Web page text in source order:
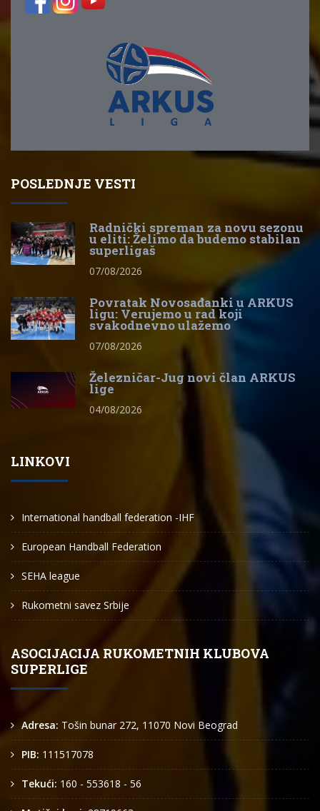
POSLEDNJE VESTI
Radnički spreman za novu sezonu
u eliti: Želimo da budemo stabilan
superligaš
07/08/2026
Povratak Novosađanki u ARKUS
ligu: Verujemo u rad koji
svakodnevno ulažemo
07/08/2026
Železničar-Jug novi član ARKUS
lige
04/08/2026
LINKOVI
International handball federation -IHF
European Handball Federation
SEHA league
Rukometni savez Srbije
ASOCIJACIJA RUKOMETNIH KLUBOVA
SUPERLIGE
Adresa: Tošin bunar 272, 11070 Novi Beograd
PIB: 111517078
Tekući: 160 - 553618 - 56